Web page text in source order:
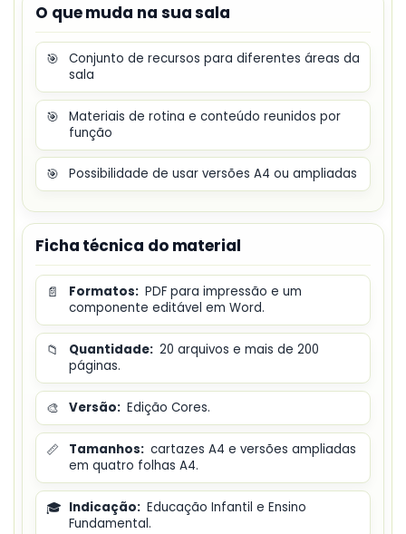
O que muda na sua sala
🎯
Conjunto de recursos para diferentes áreas da
sala
🎯
Materiais de rotina e conteúdo reunidos por
função
🎯 Possibilidade de usar versões A4 ou ampliadas
Ficha técnica do material
📄 Formatos: PDF para impressão e um
componente editável em Word.
📁 Quantidade: 20 arquivos e mais de 200
páginas.
🎨 Versão: Edição Cores.
📏 Tamanhos: cartazes A4 e versões ampliadas
em quatro folhas A4.
🎓 Indicação: Educação Infantil e Ensino
Fundamental.